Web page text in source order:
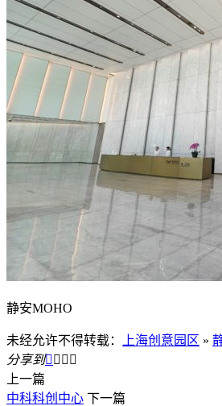
静安MOHO
未经允许不得转载： 上海创意园区 »
分享到   
上一篇
中科科创中心 下一篇